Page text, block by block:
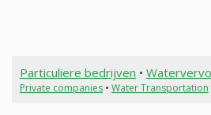
Particuliere bedrijven •
Private companies• Water Transportation